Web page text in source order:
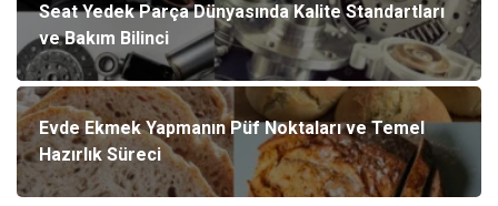
Seat Yedek Parça Dünyasında Kalite Standartları
ve Bakım Bilinci
Evde Ekmek Yapmanın Püf Noktaları ve Temel
Hazırlık Süreci